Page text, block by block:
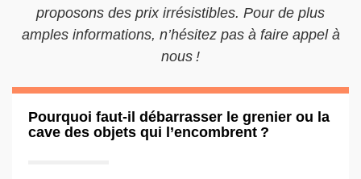
proposons des prix irrésistibles. Pour de plus
amples informations, n’hésitez pas à faire appel à
nous !
Pourquoi faut-il débarrasser le grenier ou la
cave des objets qui l’encombrent ?